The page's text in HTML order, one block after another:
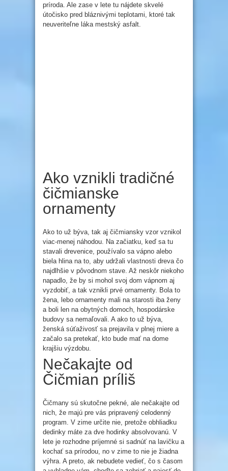
príroda. Ale zase v lete tu nájdete skvelé
útočisko pred bláznivými teplotami, ktoré tak
neuveriteľne láka mestský asfalt.
Ako vznikli tradičné
čičmianske
ornamenty
Ako to už býva, tak aj čičmiansky vzor vznikol
viac-menej náhodou. Na začiatku, keď sa tu
stavali drevenice, používalo sa vápno alebo
biela hlina na to, aby udržali vlastnosti dreva čo
najdlhšie v pôvodnom stave. Až neskôr niekoho
napadlo, že by si mohol svoj dom vápnom aj
vyzdobiť, a tak vznikli prvé ornamenty. Bola to
žena, lebo ornamenty mali na starosti iba ženy
a boli len na obytných domoch, hospodárske
budovy sa nemaľovali. A ako to už býva,
ženská súťaživosť sa prejavila v plnej miere a
začalo sa pretekať, kto bude mať na dome
krajšiu výzdobu.
Nečakajte od
Čičmian príliš
Čičmany sú skutočne pekné, ale nečakajte od
nich, že majú pre vás pripravený celodenný
program. V zime určite nie, pretože obhliadku
dedinky máte za dve hodinky absolvovanú. V
lete je rozhodne príjemné si sadnúť na lavičku a
kochať sa prírodou, no v zime to nie je žiadna
výhra. A preto, ak nebudete vedieť, čo s časom